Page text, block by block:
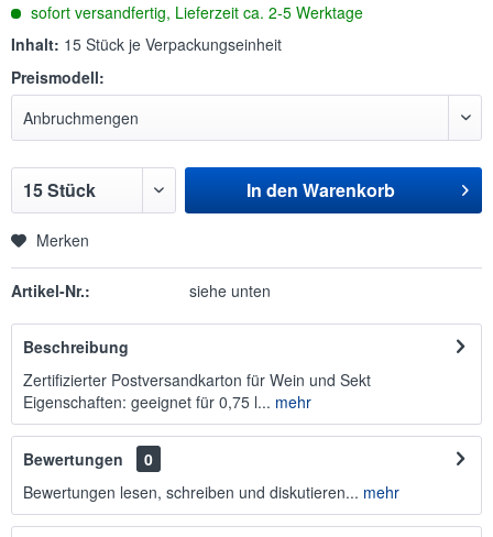
sofort versandfertig, Lieferzeit ca. 2-5 Werktage
Inhalt: 15 Stück je Verpackungseinheit
Preismodell:
In den Warenkorb
Merken
Artikel-Nr.: siehe unten
Beschreibung
Zertifizierter Postversandkarton für Wein und Sekt
Eigenschaften: geeignet für 0,75 l... mehr
Bewertungen
0
Bewertungen lesen, schreiben und diskutieren... mehr